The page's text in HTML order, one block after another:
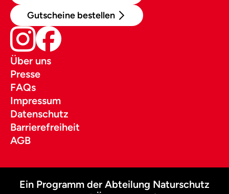
Gutscheine bestellen
Über uns
Presse
FAQs
Impressum
Datenschutz
Barrierefreiheit
AGB
Ein Programm der Abteilung Naturschutz